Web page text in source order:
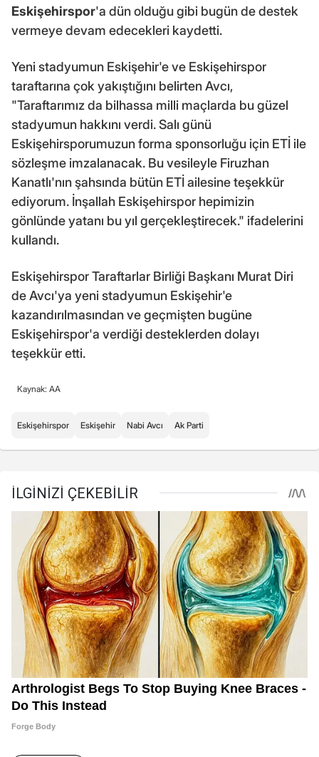
Eskişehirspor'a dün olduğu gibi bugün de destek
vermeye devam edecekleri kaydetti.
Yeni stadyumun Eskişehir'e ve Eskişehirspor
taraftarına çok yakıştığını belirten Avcı,
"Taraftarımız da bilhassa milli maçlarda bu güzel
stadyumun hakkını verdi. Salı günü
Eskişehirsporumuzun forma sponsorluğu için ETİ ile
sözleşme imzalanacak. Bu vesileyle Firuzhan
Kanatlı'nın şahsında bütün ETİ ailesine teşekkür
ediyorum. İnşallah Eskişehirspor hepimizin
gönlünde yatanı bu yıl gerçekleştirecek." ifadelerini
kullandı.
Eskişehirspor Taraftarlar Birliği Başkanı Murat Diri
de Avcı'ya yeni stadyumun Eskişehir'e
kazandırılmasından ve geçmişten bugüne
Eskişehirspor'a verdiği desteklerden dolayı
teşekkür etti.
Kaynak: AA
Eskişehirspor Eskişehir Nabi Avcı Ak Parti